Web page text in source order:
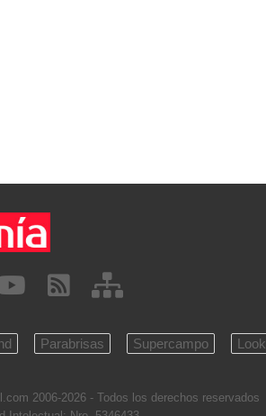
Parabrisas Supercampo Look
2006-2026 - Todos los derechos reservados